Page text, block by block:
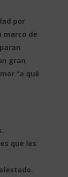
por
marco de
gran
“a qué
que les